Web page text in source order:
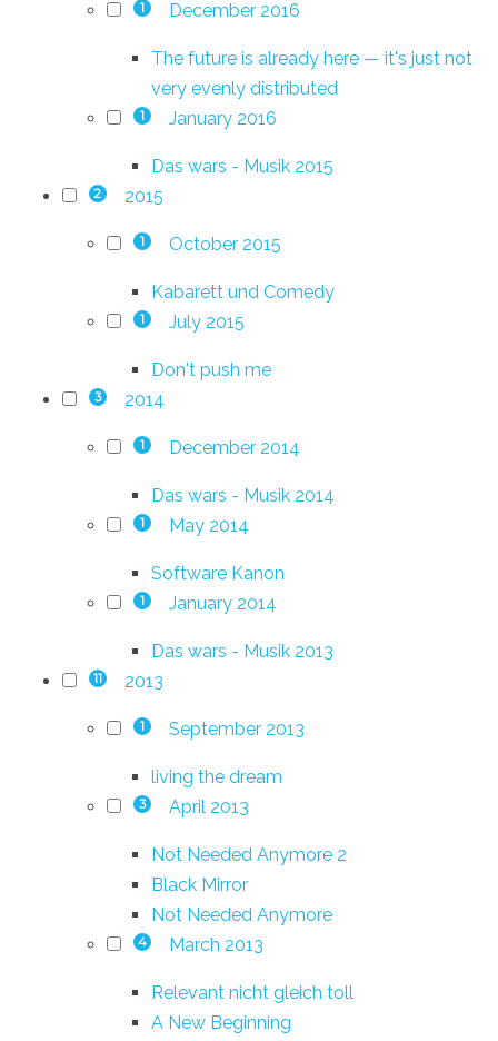
1 December 2016
The future is already here — it's just not
very evenly distributed
1 January 2016
Das wars - Musik 2015
2 2015
1 October 2015
Kabarett und Comedy
1 July 2015
Don't push me
3 2014
1 December 2014
Das wars - Musik 2014
1 May 2014
Software Kanon
1 January 2014
Das wars - Musik 2013
11 2013
1 September 2013
living the dream
3 April 2013
Not Needed Anymore 2
Black Mirror
Not Needed Anymore
4 March 2013
Relevant nicht gleich toll
A New Beginning